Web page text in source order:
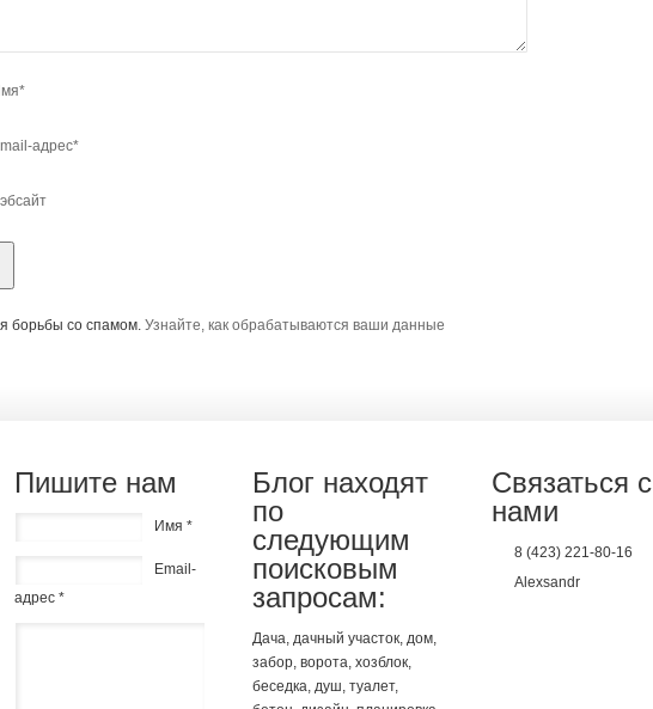
*
адрес*
борьбы со спамом. Узнайте, как обрабатываются ваши данные
Пишите нам
Имя *
Email-
адрес *
Блог находят
по
следующим
поисковым
запросам:
Дача, дачный участок, дом,
забор, ворота, хозблок,
беседка, душ, туалет,
Связаться с
нами
8 (423) 221-80-16
Alexsandr